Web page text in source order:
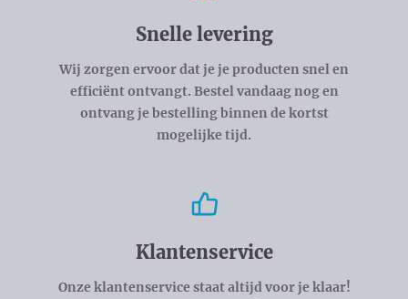
Snelle levering
Wij zorgen ervoor dat je je producten snel en
efficiënt ontvangt. Bestel vandaag nog en
ontvang je bestelling binnen de kortst
mogelijke tijd.
Klantenservice
Onze klantenservice staat altijd voor je klaar!